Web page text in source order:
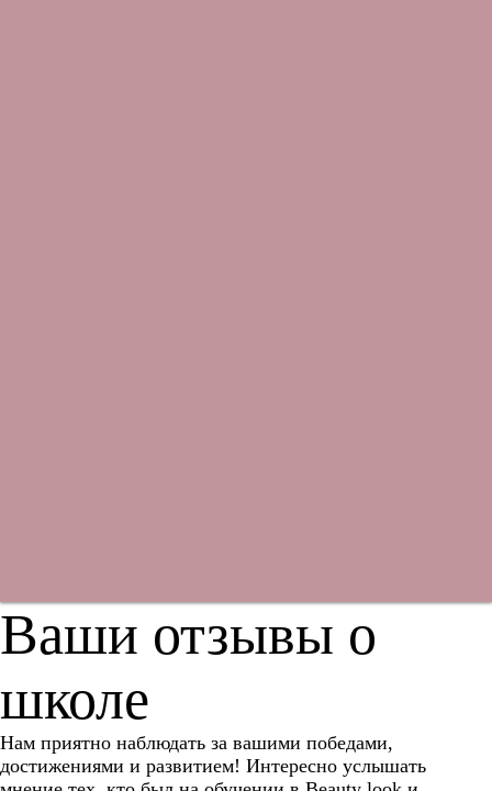
Ваши отзывы о
школе
Нам приятно наблюдать за вашими победами,
достижениями и развитием! Интересно услышать